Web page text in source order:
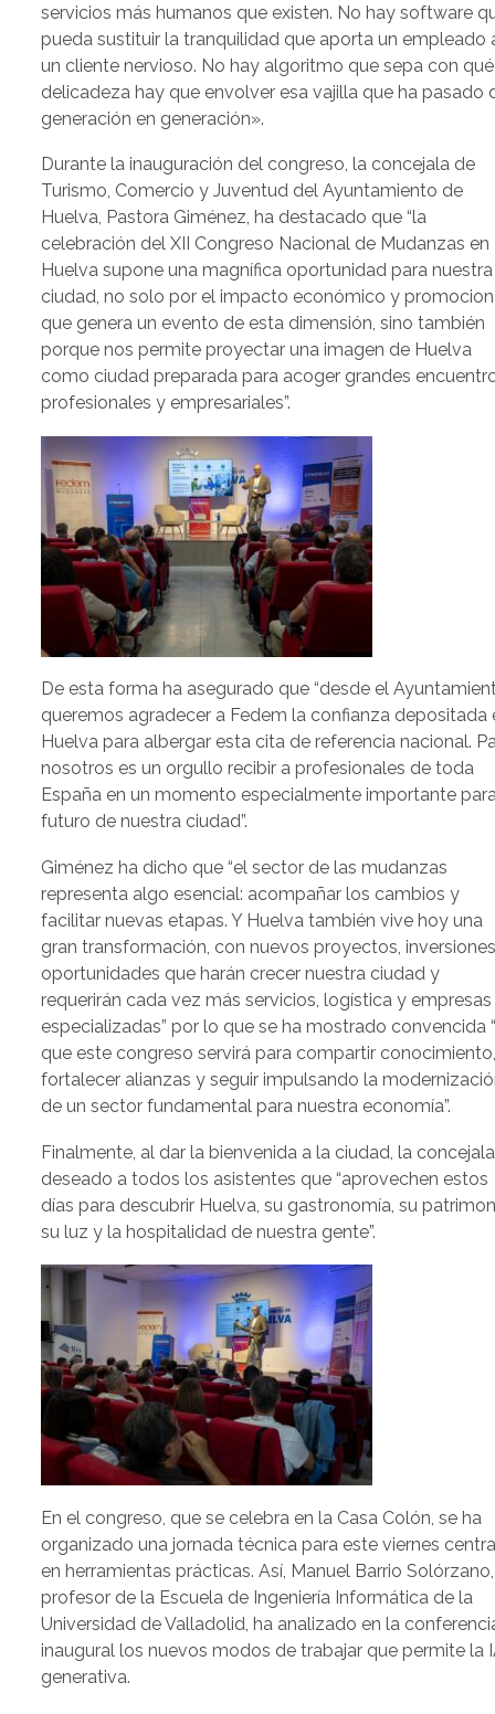
servicios más humanos que existen. No hay software
pueda sustituir la tranquilidad que aporta un empleado
un cliente nervioso. No hay algoritmo que sepa con qué
delicadeza hay que envolver esa vajilla que ha pasado
generación en generación».
Durante la inauguración del congreso, la concejala de
Turismo, Comercio y Juventud del Ayuntamiento de
Huelva, Pastora Giménez, ha destacado que “la
celebración del XII Congreso Nacional de Mudanzas en
Huelva supone una magnífica oportunidad para nuestra
ciudad, no solo por el impacto económico y
que genera un evento de esta dimensión, sino también
porque nos permite proyectar una imagen de Huelva
como ciudad preparada para acoger grandes
profesionales y empresariales”.
De esta forma ha asegurado que “desde el
queremos agradecer a Fedem la confianza depositada
Huelva para albergar esta cita de referencia nacional.
nosotros es un orgullo recibir a profesionales de toda
España en un momento especialmente importante
futuro de nuestra ciudad”.
Giménez ha dicho que “el sector de las mudanzas
representa algo esencial: acompañar los cambios y
facilitar nuevas etapas. Y Huelva también vive hoy una
gran transformación, con nuevos proyectos,
oportunidades que harán crecer nuestra ciudad y
requerirán cada vez más servicios, logística y empresas
especializadas” por lo que se ha mostrado convencida
que este congreso servirá para compartir
fortalecer alianzas y seguir impulsando la
de un sector fundamental para nuestra economía”.
Finalmente, al dar la bienvenida a la ciudad, la
deseado a todos los asistentes que “aprovechen estos
días para descubrir Huelva, su gastronomía, su
su luz y la hospitalidad de nuestra gente”.
En el congreso, que se celebra en la Casa Colón, se ha
organizado una jornada técnica para este viernes
en herramientas prácticas. Así, Manuel Barrio Solórzano,
profesor de la Escuela de Ingeniería Informática de la
Universidad de Valladolid, ha analizado en la
inaugural los nuevos modos de trabajar que permite la
generativa.